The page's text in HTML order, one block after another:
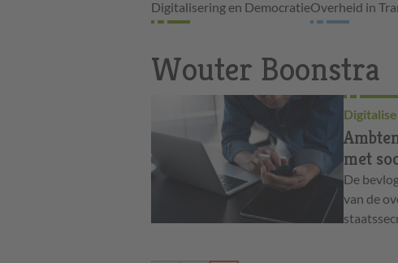
Digitalisering en DemocratieOverheid in
Wouter Boonstra
met
De
van de